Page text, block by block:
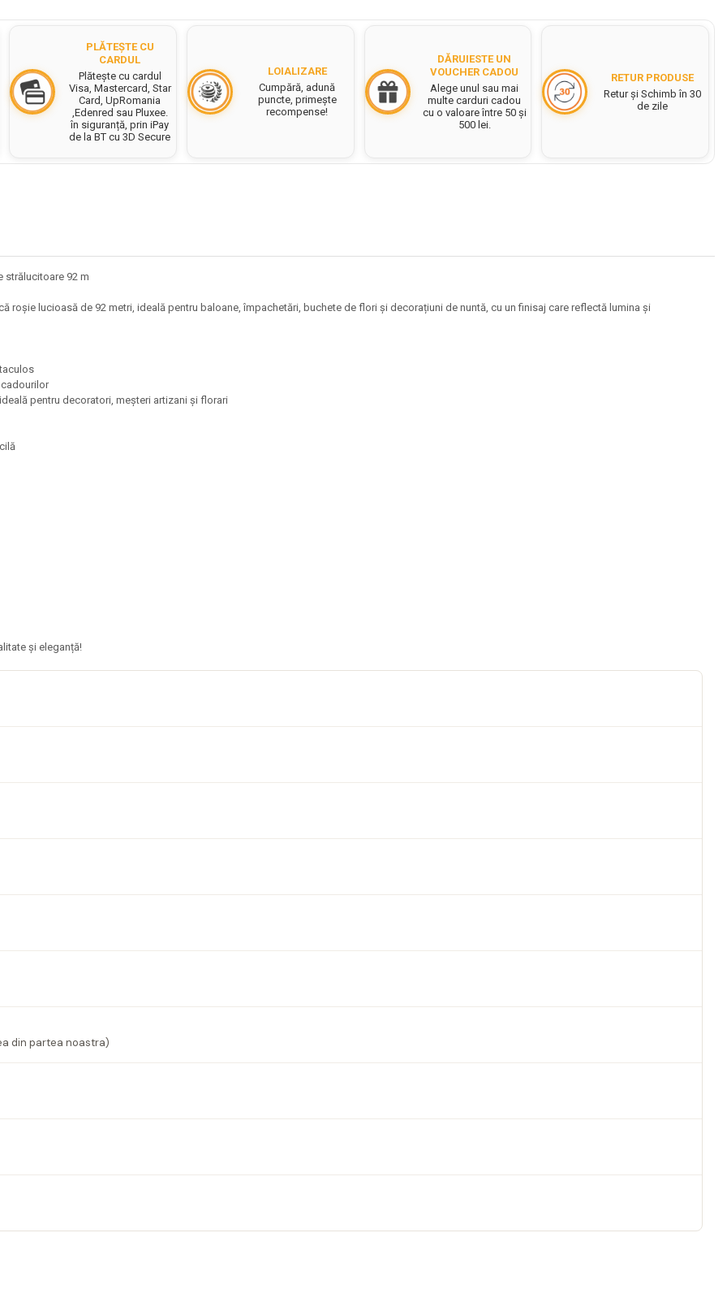
PLĂTEȘTE CU
CARDUL
Plătește cu cardul
Visa, Mastercard, Star
Card, UpRomania
,Edenred sau Pluxee.
în siguranță, prin iPay
de la BT cu 3D Secure
LOIALIZARE
Cumpără, adună
puncte, primește
recompense!
DĂRUIESTE UN
VOUCHER CADOU
Alege unul sau mai
multe carduri cadou
cu o valoare între 50 și
500 lei.
RETUR PRODUSE
Retur și Schimb în 30
de zile
strălucitoare 92 m
roșie lucioasă de 92 metri, ideală pentru baloane, împachetări, buchete de flori și decorațiuni de nuntă, cu un finisaj care reflectă lumina și
cadourilor
pentru decoratori, meșteri artizani și florari
și eleganță!
din partea noastra)